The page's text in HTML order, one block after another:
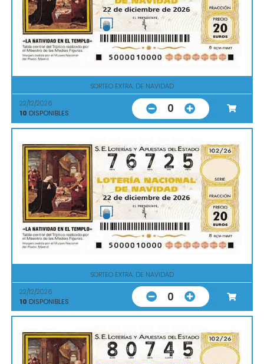
SORTEO EXTRA. DE NAVIDAD
22/12/2026
10 DISPONIBLES 0
SORTEO EXTRA. DE NAVIDAD
22/12/2026
10 DISPONIBLES 0